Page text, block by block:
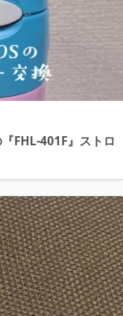
FHL-401F』ストロ